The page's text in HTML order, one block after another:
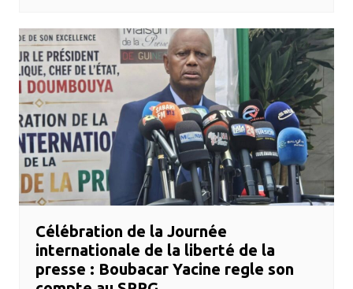
Célébration de la Journée
internationale de la liberté de la
presse : Boubacar Yacine regle son